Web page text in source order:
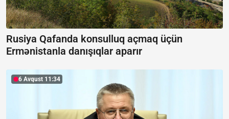
Rusiya Qafanda konsulluq açmaq üçün
Ermənistanla danışıqlar aparır
6 Avqust 11:34